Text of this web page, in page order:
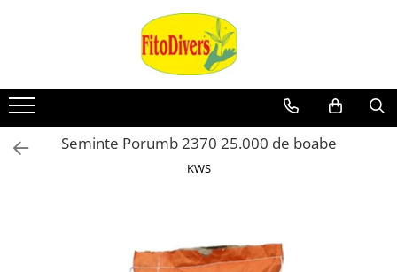
Seminte Porumb 2370 25.000 de boabe
KWS